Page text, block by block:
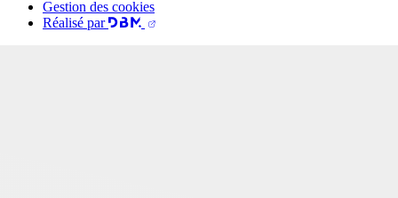
Gestion des cookies
Réalisé par